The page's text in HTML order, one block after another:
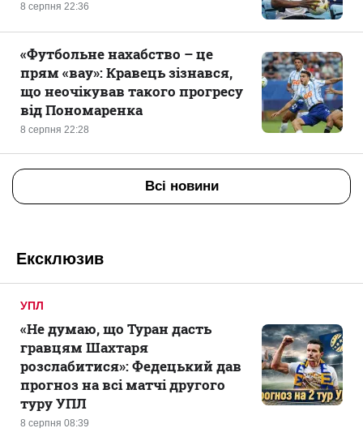
8 серпня 22:36
8 серпня 22:28
«Футбольне нахабство – це
прям «вау»: Кравець зізнався,
що неочікував такого прогресу
від Пономаренка
Всі новини
Ексклюзив
УПЛ
8 серпня 08:39
«Не думаю, що Туран дасть
гравцям Шахтаря
розслабитися»: Федецький дав
прогноз на всі матчі другого
туру УПЛ